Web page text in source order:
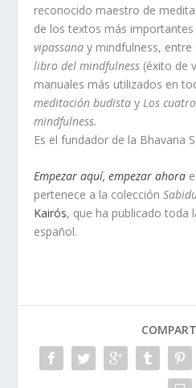
reconocido maestro de
de los textos más
vipassana y mindfulness,
libro del mindfulness (éxito de
manuales más utilizados en
meditación budista yLos
mindfulness.
Es el fundador de la Bhavana
Empezar aquí, empezar ahora
pertenece a la colección
Kairós, que ha publicado toda
español.